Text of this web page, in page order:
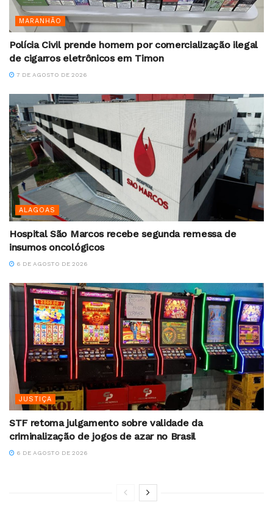
MARANHÃO
Polícia Civil prende homem por comercialização ilegal
de cigarros eletrônicos em Timon
7 DE AGOSTO DE 2026
ALAGOAS
Hospital São Marcos recebe segunda remessa de
insumos oncológicos
6 DE AGOSTO DE 2026
JUSTIÇA
STF retoma julgamento sobre validade da
criminalização de jogos de azar no Brasil
6 DE AGOSTO DE 2026